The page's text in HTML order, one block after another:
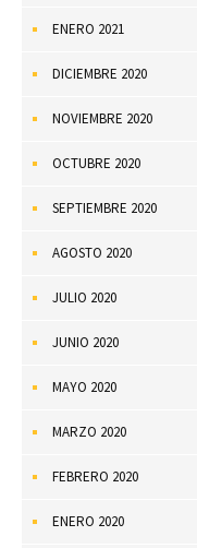
ENERO 2021
DICIEMBRE 2020
NOVIEMBRE 2020
OCTUBRE 2020
SEPTIEMBRE 2020
AGOSTO 2020
JULIO 2020
JUNIO 2020
MAYO 2020
MARZO 2020
FEBRERO 2020
ENERO 2020